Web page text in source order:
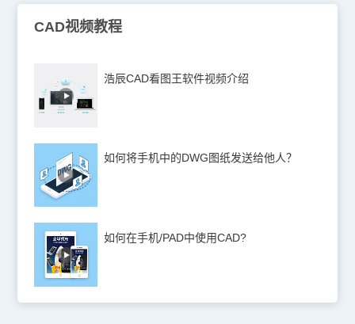
CAD视频教程
浩辰CAD看图王软件视频介绍
如何将手机中的DWG图纸发送给他人？
如何在手机/PAD中使用CAD?